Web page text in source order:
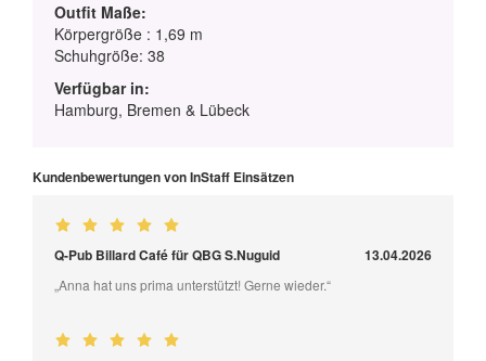
Outfit Maße:
Körpergröße : 1,69 m
Schuhgröße: 38
Verfügbar in:
Hamburg, Bremen & Lübeck
Kundenbewertungen von InStaff Einsätzen
Q-Pub Billard Café für QBG S.Nuguid 13.04.2026
„Anna hat uns prima unterstützt! Gerne wieder.“